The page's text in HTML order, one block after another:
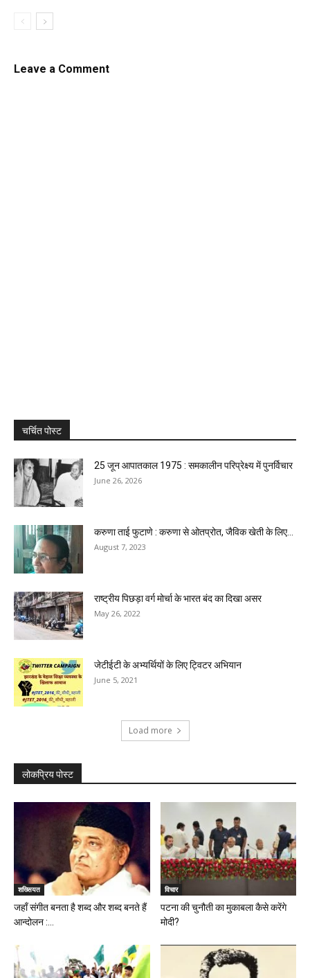
Leave a Comment
चर्चित पोस्ट
25 जून आपातकाल 1975 : समकालीन परिप्रेक्ष्य में पुनर्विचार
June 26, 2026
करुणा ताई फुटाणे : करुणा से ओतप्रोत, जैविक खेती के लिए...
August 7, 2023
राष्ट्रीय पिछड़ा वर्ग मोर्चा के भारत बंद का दिखा असर
May 26, 2022
जेटीईटी के अभ्यर्थियों के लिए ट्विटर अभियान
June 5, 2021
Load more
लोकप्रिय पोस्ट
शख्सियत
जहाँ संगीत बनता है शब्द और शब्द बनते हैं
आन्दोलन :...
विचार
पटना की चुनौती का मुकाबला कैसे करेंगे
मोदी?